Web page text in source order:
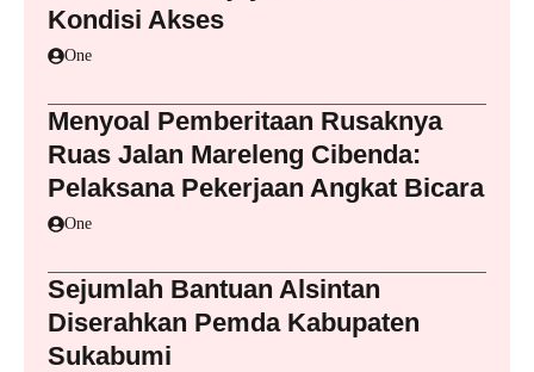
Kondisi Akses
One
Menyoal Pemberitaan Rusaknya
Ruas Jalan Mareleng Cibenda:
Pelaksana Pekerjaan Angkat Bicara
One
Sejumlah Bantuan Alsintan
Diserahkan Pemda Kabupaten
Sukabumi